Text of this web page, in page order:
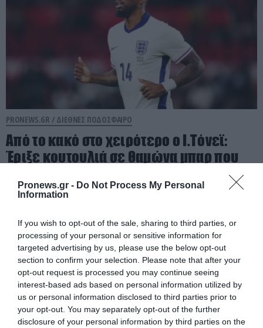
Pronews.gr - Do Not Process My Personal
Information
If you wish to opt-out of the sale, sharing to third parties, or
processing of your personal or sensitive information for
targeted advertising by us, please use the below opt-out
section to confirm your selection. Please note that after your
opt-out request is processed you may continue seeing
interest-based ads based on personal information utilized by
us or personal information disclosed to third parties prior to
your opt-out. You may separately opt-out of the further
disclosure of your personal information by third parties on the
PRONEWS.GR / ΔΙΕΘΝΕΣ ΠΟΔΟΣΦΑΙΡΟ
Από το κακό στο χειρότερο ο Ι.Τόνεϊ:
Έριξε κουτουλιά σε θαμώνα μπαρ που
φωτογραφία